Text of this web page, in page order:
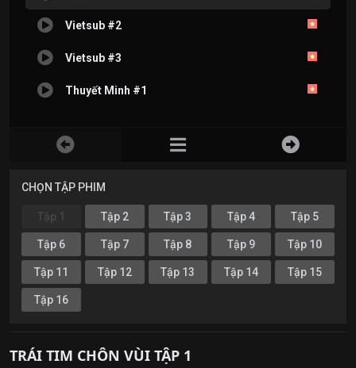
Vietsub #2
Vietsub #3
Thuyết Minh #1
CHỌN TẬP PHIM
Tập 1 Tập 2 Tập 3 Tập 4 Tập 5
Tập 6 Tập 7 Tập 8 Tập 9 Tập 10
Tập 11 Tập 12 Tập 13 Tập 14 Tập 15
Tập 16
TRÁI TIM CHÔN VÙI TẬP 1